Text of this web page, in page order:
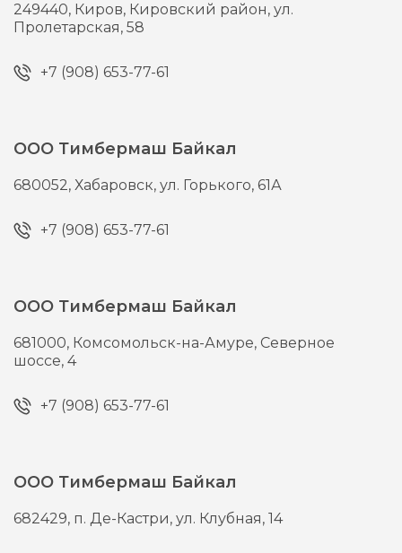
249440, Киров, Кировский район, ул.
Пролетарская, 58
+7 (908) 653-77-61
ООО Тимбермаш Байкал
680052,Хабаровск,ул. Горького, 61А
+7 (908) 653-77-61
ООО Тимбермаш Байкал
681000, Комсомольск-на-Амуре, Северное
шоссе, 4
+7 (908) 653-77-61
ООО Тимбермаш Байкал
682429, п. Де-Кастри,ул. Клубная, 14